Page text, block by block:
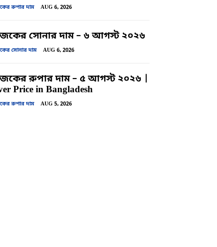
রুপার দাম AUG 6, 2026
সোনার দাম – ৬ আগস্ট ২০২৬
সোনার দাম AUG 6, 2026
রুপার দাম – ৫ আগস্ট ২০২৬ |
Price in Bangladesh
রুপার দাম AUG 5, 2026